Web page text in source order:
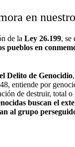
en
de laLey 26.199, se
pueblos en
Delito de Genocidio
entiende por
de destruir, total
buscan el
al grupo